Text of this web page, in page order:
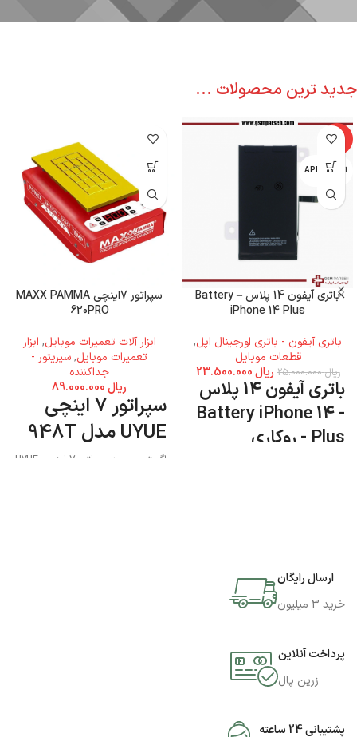
جدید ترین محصولات ...
-6%
اپل - APPLE
باتری آیفون 14 پلاس – Battery
iPhone 14 Plus
باتری آیفون - باتری اورجینال اپل,
قطعات موبایل
ریال25.000.000 ریال
باتری آیفون 14 پلاس
- Battery iPhone 14
Plus - روکاری
سپراتور 7اینچی MAXX PAMMA
620PRO
ابزار آلات تعمیرات موبایل, ابزار
تعمیرات موبایل,سپریتور -
جداکننده
ریال
سپراتور 7 اینچی
UYUE مدل 948T
اگر تصمیم به سپراتور 7 اینچی UYUE
ارسال رایگان
خرید 3 میلیون
پرداخت آنلاین
زرین پال
پشتیبانی 24 ساعته